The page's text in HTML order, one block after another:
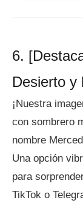
6.
Desierto y
¡Nuestra
con sombrero
nombre
Una opción
para
TikTok o